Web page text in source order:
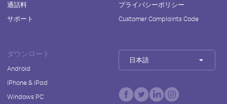
通話料
サポート
プライバシーポリシー
Customer Complaints Code
ダウンロード
Android
iPhone & iPad
Windows PC
日本語